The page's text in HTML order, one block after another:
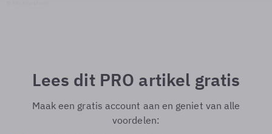
Lees dit PRO artikel gratis
Maak een gratis account aan en geniet van alle
voordelen: